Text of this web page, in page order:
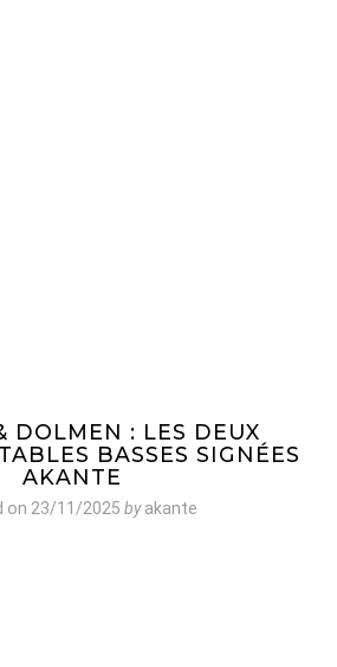
DOLMEN : LES DEUX
BASSES SIGNÉES
AKANTE
on 23/11/2025 byakante